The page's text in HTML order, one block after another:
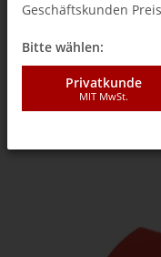
Lamello
Nutfräser,
mm, Z3, NL 4
Geschäftskunden
Bitte wählen:
Privatkunde
MIT MwSt.